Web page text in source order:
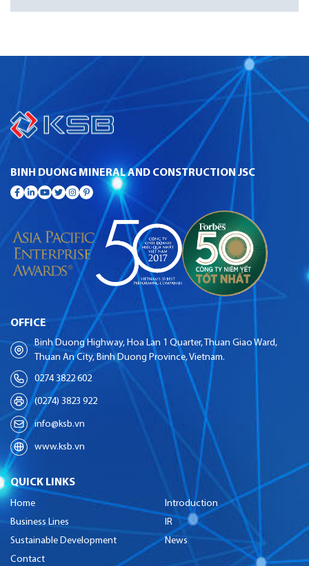
BINH DUONG MINERAL AND CONSTRUCTION JSC
OFFICE
Binh Duong Highway, Hoa Lan 1 Quarter, Thuan Giao Ward,
Thuan An City, Binh Duong Province, Vietnam.
0274 3822 602
(0274) 3823 922
info@ksb.vn
www.ksb.vn
QUICK LINKS
Home
Introduction
Business Lines
IR
Sustainable Development
News
Contact